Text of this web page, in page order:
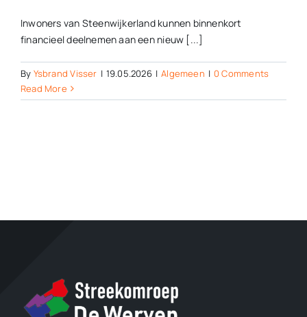
Inwoners van Steenwijkerland kunnen binnenkort
financieel deelnemen aan een nieuw [...]
By Ysbrand Visser | 19.05.2026 | Algemeen | 0 Comments
Read More